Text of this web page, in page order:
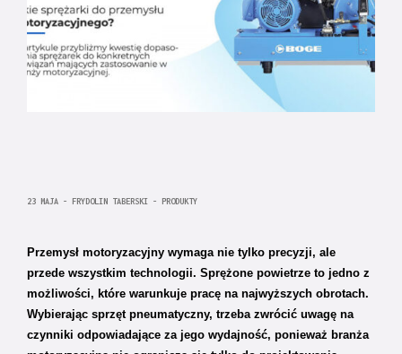
23 MAJA - FRYDOLIN TABERSKI - PRODUKTY
Przemysł motoryzacyjny wymaga nie tylko precyzji, ale
przede wszystkim technologii. Sprężone powietrze to jedno z
możliwości, które warunkuje pracę na najwyższych obrotach.
Wybierając sprzęt pneumatyczny, trzeba zwrócić uwagę na
czynniki odpowiadające za jego wydajność, ponieważ branża